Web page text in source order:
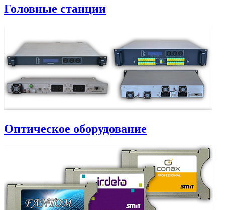
Головные станции
Оптическое оборудование